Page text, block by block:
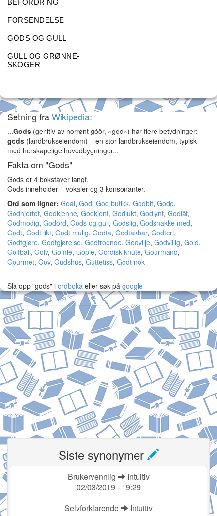
BEFORDRING
FORSENDELSE
GODS OG GULL
GULL OG GRØNNE-
SKOGER
Setning fraWikipedia:
...Gods (genitiv av norrønt góðr, «god») har flere betydninger:
gods (landbrukseiendom) – en stor landbrukseiendom, typisk
med herskapelige hovedbygninger...
Fakta om "Gods"
Gods er 4 bokstaver langt.
Gods inneholder 1 vokaler og 3 konsonanter.
Ord som ligner: Goal, God, God butikk, Godbit, Gode,
Godhjertet, Godkjenne, Godkjent, Godlukt, Godlynt, Godlåt,
Godmodig, Godord, Gods og gull, Godslig, Godsnakke med,
Godt, Godt likt, Godt mulig, Godta, Godtakbar, Godteri,
Godtgjøre, Godtgjørelse, Godtroende, Godvilje, Godvillig, Gold,
Golfball, Golv, Gomle, Gople, Gordisk knute, Gourmand,
Gourmet, Gov, Gudshus, Guttetiss, Godt nok
Slå opp "gods" i ordboka eller søk på google
Siste synonymer
Brukervennlig
Intuitiv
02/03/2019 - 19:29
Selvforklarende
Intuitiv